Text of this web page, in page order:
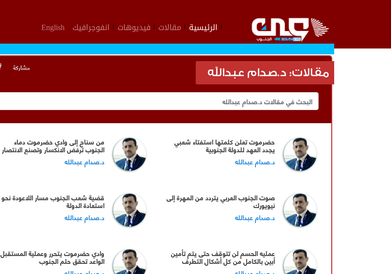
الرئيسية مقالات فيديوهات انفوجرافيك English
مقالات: د.صدام عبدالله مشاركة
حضرموت تعلن كلمتها استفتاء شعبي
يجدد العهد للدولة الجنوبية
د.صدام عبدالله
من سناح إلى وادي حضرموت دماء
الجنوب ترفض الانكسار وتصنع الانتصار
د.صدام عبدالله
صوت الجنوب العربي يتردد من المهرة إلى
نيويورك
د.صدام عبدالله
قضية شعب الجنوب مسار اللاعودة نحو
استعادة الدولة
د.صدام عبدالله
عمليه الحسم لن تتوقف حتى يتم تأمين
أبين بالكامل من كل أشكال التطرف
والعنف
وادي حضرموت يتحرر وعملية المستقبل
الواعد تحقق حلم الجنوب